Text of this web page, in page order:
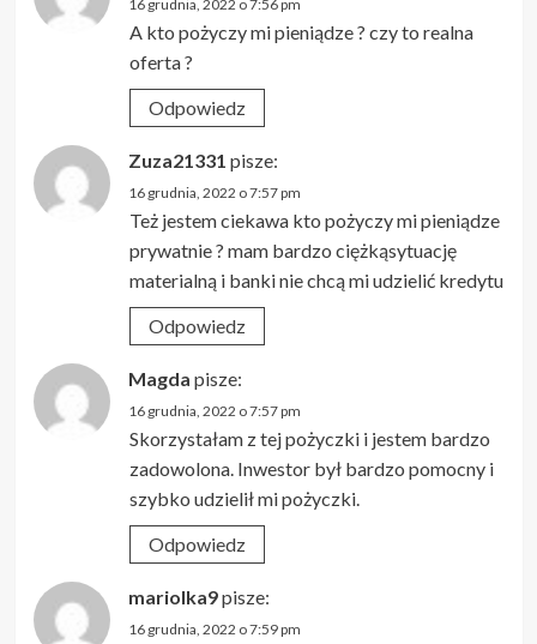
16 grudnia, 2022 o 7:56 pm
A kto pożyczy mi pieniądze ? czy to realna
oferta ?
Odpowiedz
Zuza21331 pisze:
16 grudnia, 2022 o 7:57 pm
Też jestem ciekawa kto pożyczy mi pieniądze
prywatnie ? mam bardzo ciężkąsytuację
materialną i banki nie chcą mi udzielić kredytu
Odpowiedz
Magda pisze:
16 grudnia, 2022 o 7:57 pm
Skorzystałam z tej pożyczki i jestem bardzo
zadowolona. Inwestor był bardzo pomocny i
szybko udzielił mi pożyczki.
Odpowiedz
mariolka9pisze:
16 grudnia, 2022 o 7:59 pm